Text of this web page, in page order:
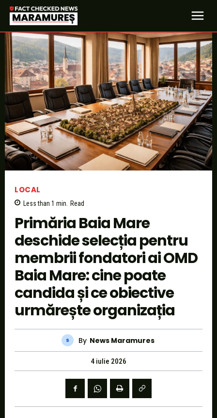
LOCAL
Less than 1 min. Read
Primăria Baia Mare
deschide selecția pentru
membrii fondatori ai OMD
Baia Mare: cine poate
candida și ce obiective
urmărește organizația
By News Maramures
4 iulie 2026